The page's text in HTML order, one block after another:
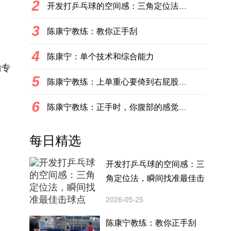
2
3 陈康宁教练：教你正手刮
4 陈康宁：单个技术和综合能力
5
6
每日精选
开发打乒乓球的空间感：三
角定位法，瞬间找准最佳击
2026-05-25
陈康宁教练：教你正手刮